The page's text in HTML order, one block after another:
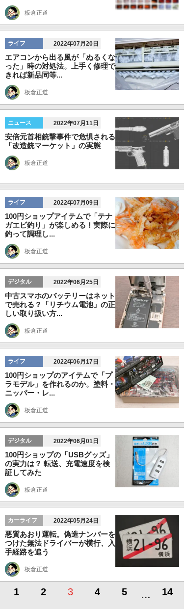
板倉正道
ライフ 2022年07月20日
エアコンから出る風が「ぬるくな
った」時の対処法。上手く修理で
きれば新品同等...
板倉正道
ニュース 2022年07月11日
安倍元首相銃撃事件で危惧される
「改造銃マーケット」の実態
板倉正道
ライフ 2022年07月09日
100円ショップアイテムで「テナ
ガエビ釣り」が楽しめる！実際に
釣って調理し...
板倉正道
デジタル 2022年06月25日
中古スマホのバッテリーはネット
で売れる？「リチウム電池」の正
しい取り扱い方...
板倉正道
ライフ 2022年06月17日
100円ショップのアイテムで「プ
ラモデル」を作れるのか。塗料・
ニッパー・レ...
板倉正道
デジタル 2022年06月01日
100円ショップの「USBグッズ」
の実力は？ 転送、充電速度を検
証してみた
板倉正道
カーライフ 2022年05月24日
悪質あおり運転。偽造ナンバーを
つけた無法ドライバーが横行、入
手経路を追う
板倉正道
1 2 3 4 5 … 14